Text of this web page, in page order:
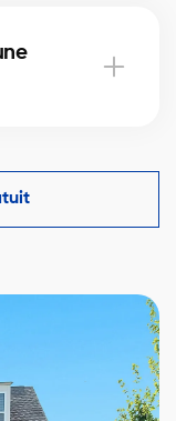
et
et vous aide à
vos